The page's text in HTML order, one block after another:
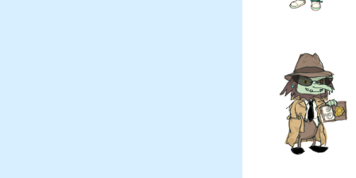
hacerle
de
maldades
utilizando
su magia.
Pinchón
con su
flauta
mágica,
capaz de